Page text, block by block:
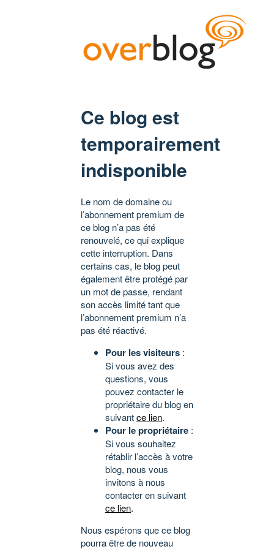
Ce blog est
temporairement
indisponible
Le nom de domaine ou
l’abonnement premium de
ce blog n’a pas été
renouvelé, ce qui explique
cette interruption. Dans
certains cas, le blog peut
également être protégé par
un mot de passe, rendant
son accès limité tant que
l’abonnement premium n’a
pas été réactivé.
Pour les visiteurs :
Si vous avez des
questions, vous
pouvez contacter le
propriétaire du blog en
suivantce lien.
Pour le propriétaire :
Si vous souhaitez
rétablir l’accès à votre
blog, nous vous
invitons à nous
contacter en suivant
ce lien.
Nous espérons que ce blog
pourra être de nouveau